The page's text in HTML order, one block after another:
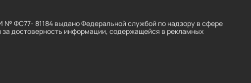
ФС77- 81184 выдано Федеральной службой по надзору в сфере
достоверность информации, содержащейся в рекламных